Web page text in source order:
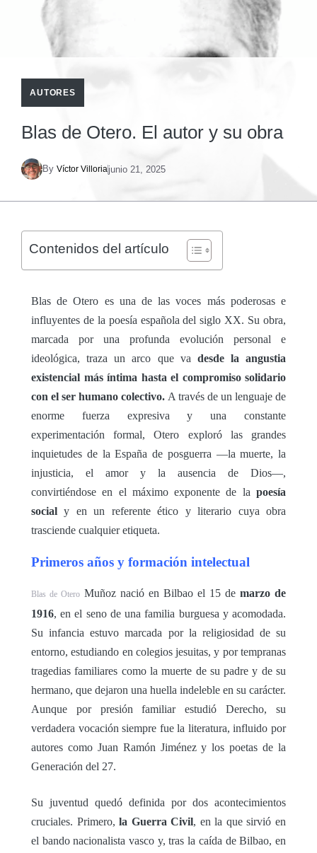
AUTORES
Blas de Otero. El autor y su obra
By Víctor Villoriajunio 21, 2025
Contenidos del artículo
Blas de Otero es una de las voces más poderosas e
influyentes de la poesía española del siglo XX. Su obra,
marcada por una profunda evolución personal e
ideológica, traza un arco que va desde la angustia
existencial más íntima hasta el compromiso solidario
con el ser humano colectivo. A través de un lenguaje de
enorme fuerza expresiva y una constante
experimentación formal, Otero exploró las grandes
inquietudes de la España de posguerra —la muerte, la
injusticia, el amor y la ausencia de Dios—,
convirtiéndose en el máximo exponente de la poesía
social y en un referente ético y literario cuya obra
trasciende cualquier etiqueta.
Primeros años y formación intelectual
Blas de Otero Muñoz nació en Bilbao el 15 de marzo de
1916, en el seno de una familia burguesa y acomodada.
Su infancia estuvo marcada por la religiosidad de su
entorno, estudiando en colegios jesuitas, y por tempranas
tragedias familiares como la muerte de su padre y de su
hermano, que dejaron una huella indeleble en su carácter.
Aunque por presión familiar estudió Derecho, su
verdadera vocación siempre fue la literatura, influido por
autores como Juan Ramón Jiménez y los poetas de la
Generación del 27.
Su juventud quedó definida por dos acontecimientos
cruciales. Primero,la Guerra Civil, en la que sirvió en
el bando nacionalista vasco y, tras la caída de Bilbao, en